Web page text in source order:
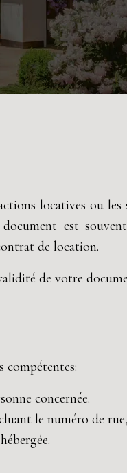
locatives ou
est
de location.
de votre
concernée.
le numéro de